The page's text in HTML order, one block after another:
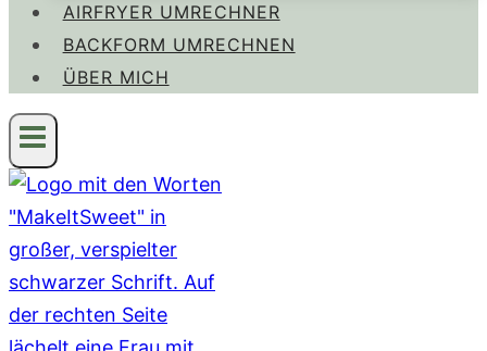
AIRFRYER UMRECHNER
BACKFORM UMRECHNEN
ÜBER MICH